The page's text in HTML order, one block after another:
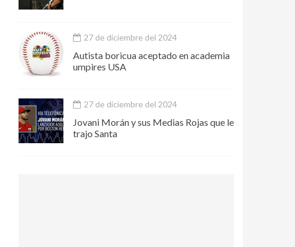
27 de diciembre del 2024
Autista boricua aceptado en academia
umpires USA
27 de diciembre del 2024
Jovani Morán y sus Medias Rojas que le
trajo Santa